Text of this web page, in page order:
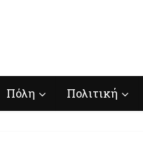
Πόλη Πολιτική